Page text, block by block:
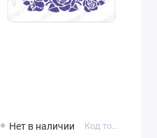
Нет в наличии Код товара: EDTCB001